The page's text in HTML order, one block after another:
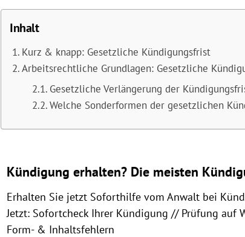
Inhalt
Kurz & knapp: Gesetzliche Kündigungsfrist
Arbeitsrechtliche Grundlagen: Gesetzliche
Gesetzliche Verlängerung der
Welche Sonderformen der gesetzlichen
Kündigung erhalten? Die meisten
Erhalten Sie jetzt Soforthilfe vom Anwalt bei
Jetzt: Sofortcheck Ihrer Kündigung // Prüfung auf
Form- & Inhaltsfehlern